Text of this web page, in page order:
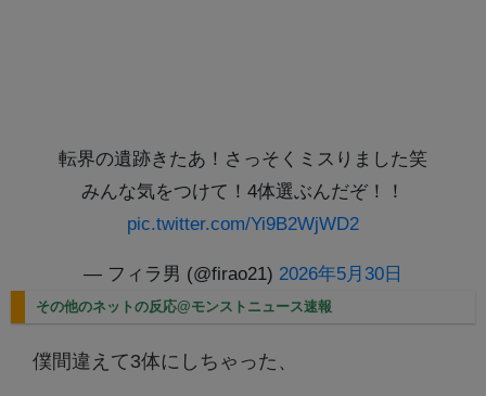
転界の遺跡きたあ！さっそくミスりました笑
みんな気をつけて！4体選ぶんだぞ！！
pic.twitter.com/Yi9B2WjWD2
— フィラ男 (@firao21) 2026年5月30日
その他のネットの反応@モンストニュース速報
僕間違えて3体にしちゃった、